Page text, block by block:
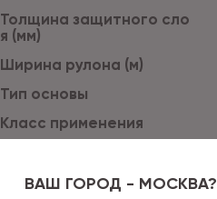
ВАШ ГОРОД - МОСКВА?
Толщина защитного сло
я (мм)
Ширина рулона (м)
Тип основы
Класс применения
Все характеристики